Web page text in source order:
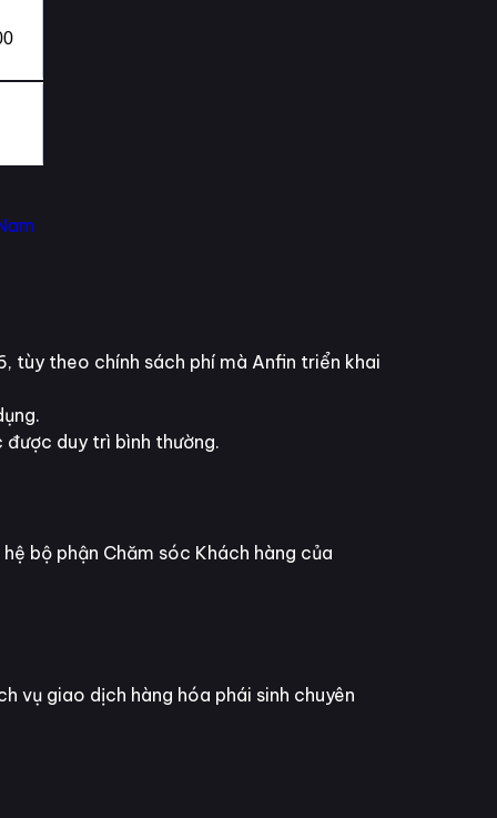
tùy theo chính sách phí mà Anfin triển khai
được duy trì bình thường.
bộ phận Chăm sóc Khách hàng của
vụ giao dịch hàng hóa phái sinh chuyên